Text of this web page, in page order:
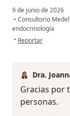
9 de junio de 2026
• Consultorio
endocrinología
• en opinión del
Reportar
Dra.
Gracias por
personas.